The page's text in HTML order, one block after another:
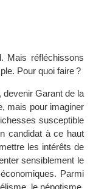
Mais réfléchissons
Pour quoi faire ?
Garant de la
mais pour imaginer
susceptible
candidat à ce haut
les intérêts de
sensiblement le
Parmi
le népotisme,